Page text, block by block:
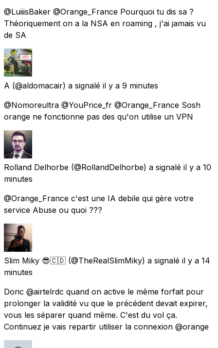
@LuiiisBaker @Orange_France Pourquoi tu dis sa ?
Théoriquement on a la NSA en roaming , j'ai jamais vu
de SA
A (@aldomacair) a signalé il y a 9 minutes
@Nomoreultra @YouPrice_fr @Orange_France Sosh
orange ne fonctionne pas des qu'on utilise un VPN
Rolland Delhorbe (@RollandDelhorbe) a signalé il y a 10
minutes
@Orange_France c'est une IA debile qui gère votre
service Abuse ou quoi ???
Slim Miky 😎🇨🇩 (@TheRealSlimMiky) a signalé il y a 14
minutes
Donc @airtelrdc quand on active le même forfait pour
prolonger la validité vu que le précédent devait expirer,
vous les séparer quand même. C'est du vol ça.
Continuez je vais repartir utiliser la connexion @orange